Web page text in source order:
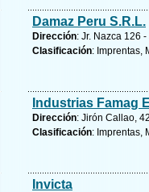
Damaz Peru S.R.L.
Dirección: Jr. Nazca 126
Clasificación: Imprentas,
Industrias Famag
Dirección: Jirón Callao,
Clasificación: Imprentas,
Invicta